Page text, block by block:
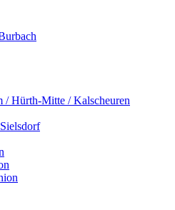
/ Hürth-Mitte / Kalscheuren